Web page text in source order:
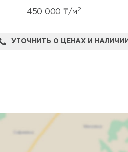
450 000 ₸/м2
УТОЧНИТЬ О ЦЕНАХ И НАЛИЧИИ